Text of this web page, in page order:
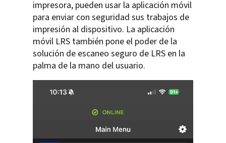
impresora, pueden usar la aplicación móvil
para enviar con seguridad sus trabajos de
impresión al dispositivo. La aplicación
móvil LRS también pone el poder de la
solución de escaneo seguro de LRS en la
palma de la mano del usuario.